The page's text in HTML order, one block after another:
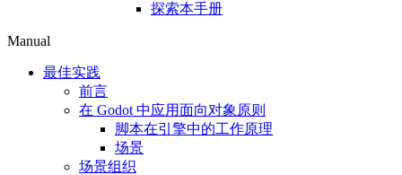
探索本手册
Manual
最佳实践
前言
在 Godot 中应用面向对象原则
脚本在引擎中的工作原理
场景
场景组织